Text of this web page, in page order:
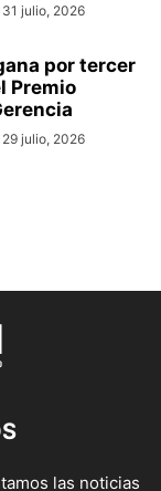
31 julio, 2026
por tercer
Premio
29 julio, 2026
las noticias